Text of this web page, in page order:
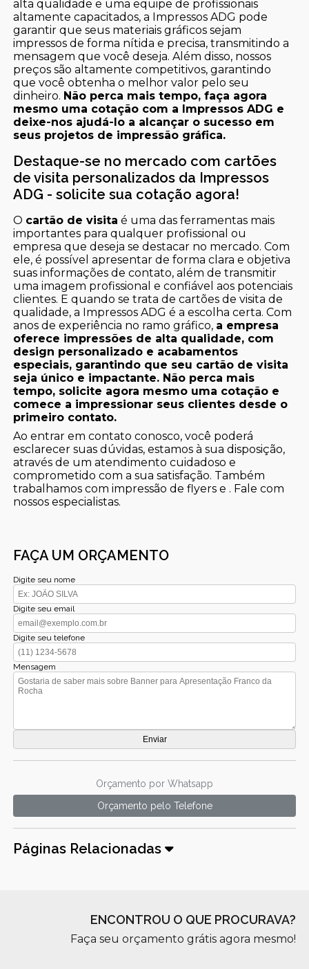
alta qualidade e uma equipe de profissionais
altamente capacitados, a Impressos ADG pode
garantir que seus materiais gráficos sejam
impressos de forma nítida e precisa, transmitindo a
mensagem que você deseja. Além disso, nossos
preços são altamente competitivos, garantindo
que você obtenha o melhor valor pelo seu
dinheiro. Não perca mais tempo, faça agora
mesmo uma cotação com a Impressos ADG e
deixe-nos ajudá-lo a alcançar o sucesso em
seus projetos de impressão gráfica.
Destaque-se no mercado com cartões
de visita personalizados da Impressos
ADG - solicite sua cotação agora!
O cartão de visita é uma das ferramentas mais
importantes para qualquer profissional ou
empresa que deseja se destacar no mercado. Com
ele, é possível apresentar de forma clara e objetiva
suas informações de contato, além de transmitir
uma imagem profissional e confiável aos potenciais
clientes. E quando se trata de cartões de visita de
qualidade, a Impressos ADG é a escolha certa. Com
anos de experiência no ramo gráfico, a empresa
oferece impressões de alta qualidade, com
design personalizado e acabamentos
especiais, garantindo que seu cartão de visita
seja único e impactante. Não perca mais
tempo, solicite agora mesmo uma cotação e
comece a impressionar seus clientes desde o
primeiro contato.
Ao entrar em contato conosco, você poderá
esclarecer suas dúvidas, estamos à sua disposição,
através de um atendimento cuidadoso e
comprometido com a sua satisfação. Também
trabalhamos com impressão de flyers e . Fale com
nossos especialistas.
FAÇA UM ORÇAMENTO
Digite seu nome
Digite seu email
Digite seu telefone
Mensagem
Orçamento por Whatsapp
Orçamento pelo Telefone
Páginas Relacionadas
ENCONTROU O QUE PROCURAVA?
Faça seu orçamento grátis agora mesmo!